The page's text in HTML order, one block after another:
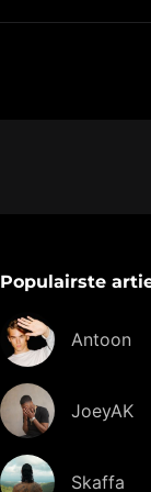
Populairste
Antoon
JoeyAK
Skaffa